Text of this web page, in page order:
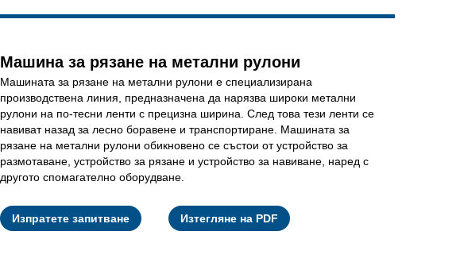
Машина за рязане на метални рулони
Машината за рязане на метални рулони е специализирана
производствена линия, предназначена да нарязва широки метални
рулони на по-тесни ленти с прецизна ширина. След това тези ленти се
навиват назад за лесно боравене и транспортиране. Машината за
рязане на метални рулони обикновено се състои от устройство за
размотаване, устройство за рязане и устройство за навиване, наред с
другото спомагателно оборудване.
Изпратете запитване Изтегляне на PDF